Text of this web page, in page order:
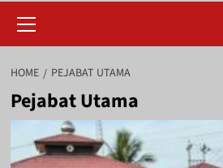
Menu
HOME PEJABAT UTAMA
Pejabat Utama